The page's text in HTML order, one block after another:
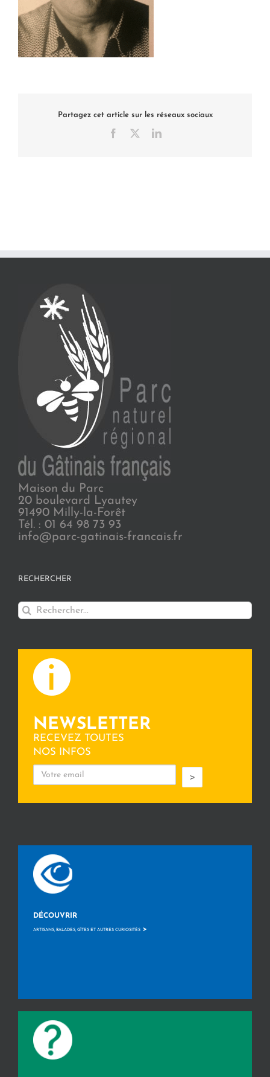
Partagez cet article sur les réseaux sociaux
Facebook LinkedIn
Maison du Parc
20 boulevard Lyautey
91490 Milly-la-Forêt
Tél. : 01 64 98 73 93
info@parc-gatinais-francais.fr
RECHERCHER
Rechercher:
NEWSLETTER
RECEVEZ TOUTES
NOS INFOS
>
DÉCOUVRIR
ARTISANS, BALADES, GÎTES ET AUTRES CURIOSITÉS >